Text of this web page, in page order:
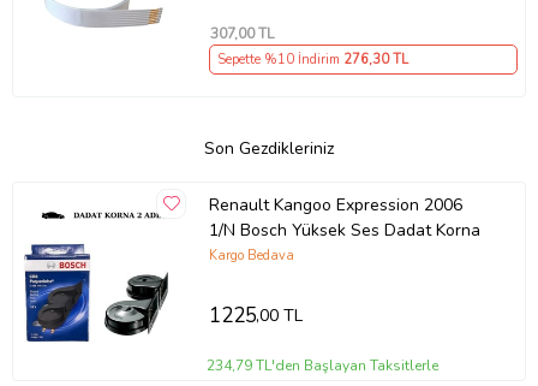
307,00 TL
Sepette %10 İndirim 276,30 TL
Son Gezdikleriniz
Renault Kangoo Expression 2006
1/N Bosch Yüksek Ses Dadat Korna
Kargo Bedava
1225,00 TL
234,79 TL'den Başlayan Taksitlerle